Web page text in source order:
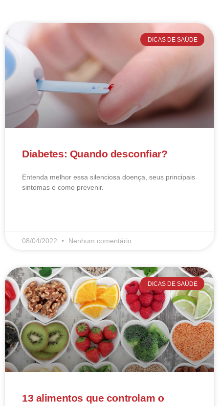
DICAS DE SAÚDE
Diabetes: Quando desconfiar?
Entenda melhor essa silenciosa doença, seus principais
sintomas e como prevenir.
08/04/2022 Nenhum comentário
DICAS DE SAÚDE
13 alimentos que controlam o